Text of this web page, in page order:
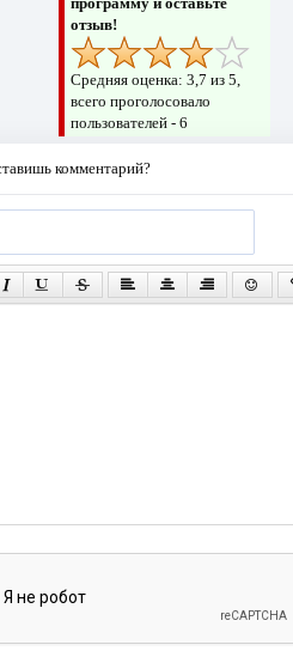
отзыв!
Средняя оценка: 3,7 из 5,
всего проголосовало
пользователей - 6
комментарий?